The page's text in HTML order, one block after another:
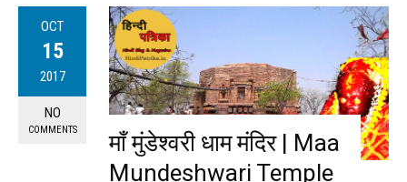
OCT
15
2017
NO
COMMENTS
माँ मुंडेश्वरी धाम मंदिर | Maa
Mundeshwari Temple